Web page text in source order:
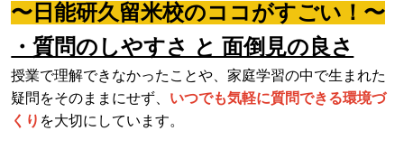
〜日能研久留米校のココがすごい！〜
・質問のしやすさ と 面倒見の良さ
授業で理解できなかったことや、家庭学習の中で生まれた
疑問をそのままにせず、 いつでも気軽に質問できる環境づ
くり を大切にしています。